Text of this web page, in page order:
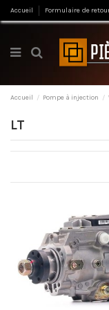
Accueil Formulaire de
Accueil Pompe à injection
LT